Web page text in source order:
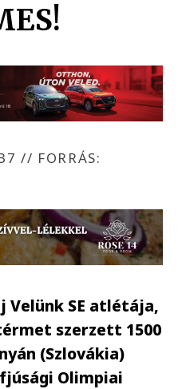
// FORRÁS:
Velünk SE atlétája,
szerzett 1500
(Szlovákia)
Olimpiai